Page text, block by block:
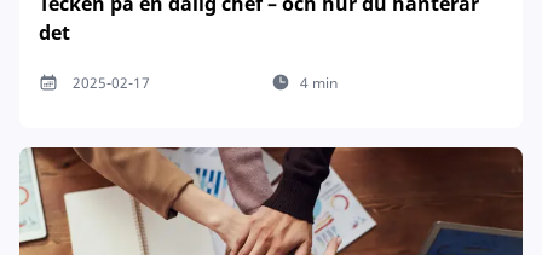
det
2025-02-17 4 min